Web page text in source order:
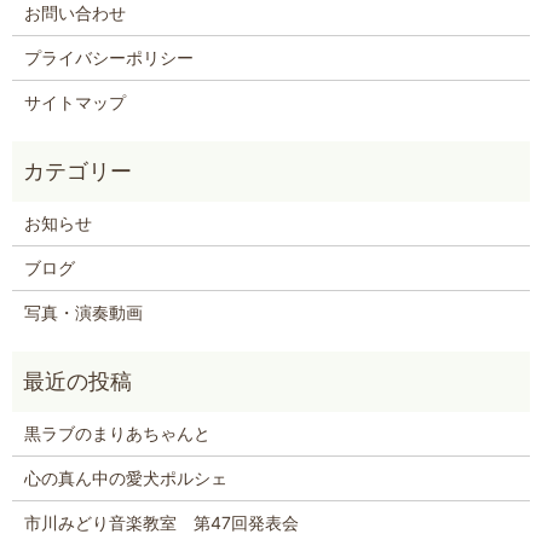
お問い合わせ
プライバシーポリシー
サイトマップ
お知らせ
ブログ
写真・演奏動画
黒ラブのまりあちゃんと
心の真ん中の愛犬ポルシェ
市川みどり音楽教室 第47回発表会